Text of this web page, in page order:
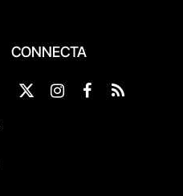
CONNECTA
X
Instagram
Facebook
RSS